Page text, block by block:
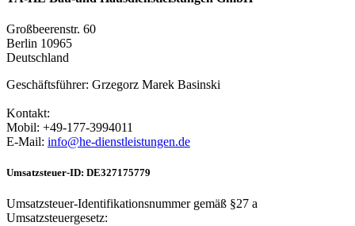
Großbeerenstr. 60
Berlin 10965
Deutschland
Geschäftsführer: Grzegorz Marek Basinski
Kontakt:
Mobil: +49-177-3994011
E-Mail: info@he-dienstleistungen.de
Umsatzsteuer-ID: DE327175779
Umsatzsteuer-Identifikationsnummer gemäß §27 a
Umsatzsteuergesetz: